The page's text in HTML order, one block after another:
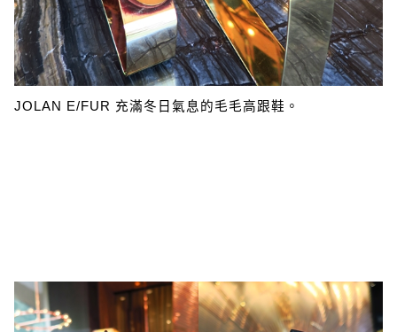
JOLAN E/FUR 充滿冬日氣息的毛毛高跟鞋。